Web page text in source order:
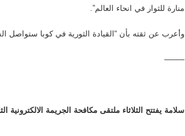
منارة للثوار في انحاء العالم”.
وأعرب عن ثقته بأن “القيادة الثورية في كوبا ستواصل
——–
سلامة يفتتح الثلاثاء ملتقى مكافحة الجريمة الالكترونية